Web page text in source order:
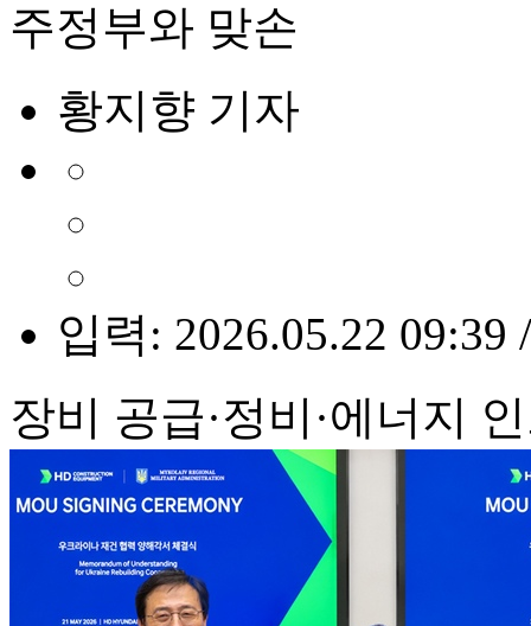
주정부와 맞손
황지향 기자
입력: 2026.05.22 09:39
장비 공급·정비·에너지